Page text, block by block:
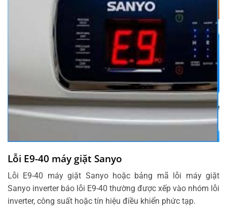
Lỗi E9-40 máy giặt Sanyo
Lỗi E9-40 máy giặt Sanyo hoặc bảng mã lỗi máy giặt
Sanyo inverter báo lỗi E9-40 thường được xếp vào nhóm lỗi
inverter, công suất hoặc tín hiệu điều khiển phức tạp.